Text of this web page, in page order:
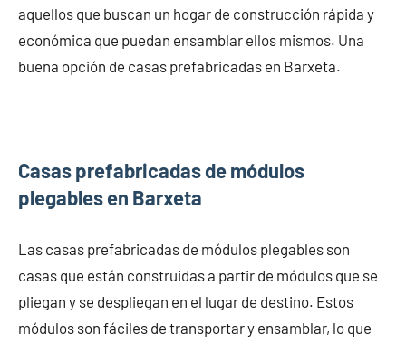
aquellos que buscan un hogar de construcción rápida y
económica que puedan ensamblar ellos mismos. Una
buena opción de casas prefabricadas en Barxeta.
Casas prefabricadas de módulos
plegables en Barxeta
Las casas prefabricadas de módulos plegables son
casas que están construidas a partir de módulos que se
pliegan y se despliegan en el lugar de destino. Estos
módulos son fáciles de transportar y ensamblar, lo que